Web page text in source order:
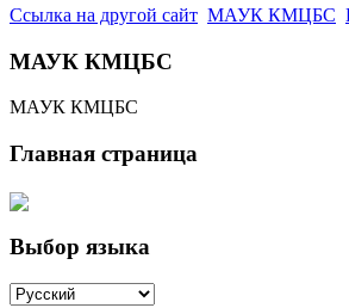
Ссылка на другой сайт МАУК КМЦБС
МАУК КМЦБС
МАУК КМЦБС
Главная страница
Выбор языка